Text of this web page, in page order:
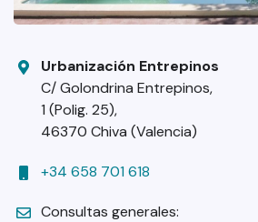
Urbanización Entrepinos
C/ Golondrina Entrepinos,
1 (Polig. 25),
46370 Chiva (Valencia)
+34 658 701 618
Consultas generales: